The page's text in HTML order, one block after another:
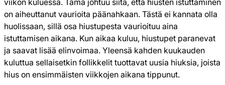
on aiheuttanut vaurioita päänahkaan. Tästä ei kannata olla
huolissaan, sillä osa hiustupesta vaurioituu aina
istuttamisen aikana. Kun aikaa kuluu, hiustupet paranevat
ja saavat lisää elinvoimaa. Yleensä kahden kuukauden
kuluttua sellaisetkin follikkelit tuottavat uusia hiuksia, joista
hius on ensimmäisten viikkojen aikana tippunut.